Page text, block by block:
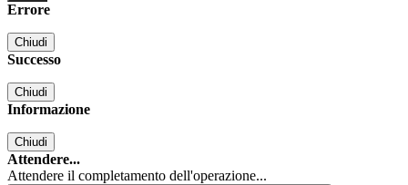
Errore
Chiudi
Successo
Chiudi
Informazione
Chiudi
Attendere...
Attendere il completamento dell'operazione...